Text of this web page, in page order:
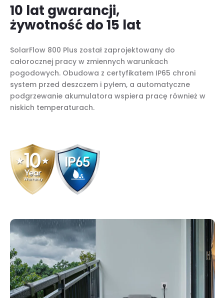
10 lat gwarancji,
żywotność do 15 lat
SolarFlow 800 Plus został zaprojektowany do
całorocznej pracy w zmiennych warunkach
pogodowych. Obudowa z certyfikatem IP65 chroni
system przed deszczem i pyłem, a automatyczne
podgrzewanie akumulatora wspiera pracę również w
niskich temperaturach.